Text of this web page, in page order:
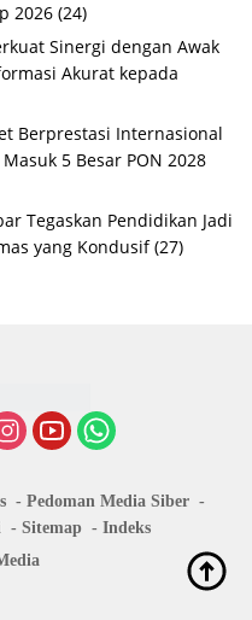
2026 (24)
Sinergi dengan Awak
Akurat kepada
Berprestasi Internasional
5 Besar PON 2028
Tegaskan Pendidikan Jadi
yang Kondusif (27)
Pedoman Media Siber
Sitemap
Indeks